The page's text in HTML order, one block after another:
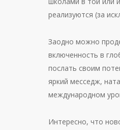
реализуются (за
Заодно можно
включенность в
послать своим
яркий месседж,
международном
Интересно, что